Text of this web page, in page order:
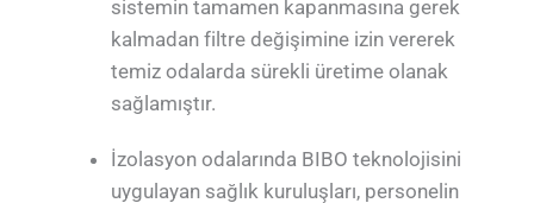
sistemin tamamen kapanmasına gerek
kalmadan filtre değişimine izin vererek
temiz odalarda sürekli üretime olanak
sağlamıştır.
İzolasyon odalarında BIBO teknolojisini
uygulayan sağlık kuruluşları, personelin